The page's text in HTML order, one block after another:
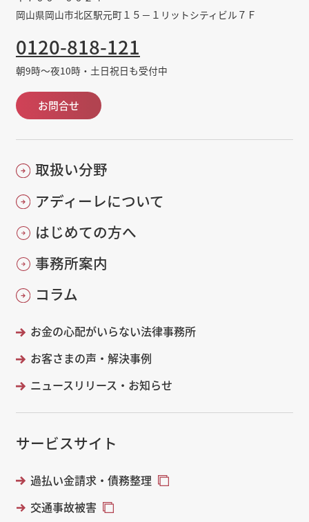
岡山県岡山市北区駅元町１５－１リットシティビル７Ｆ
0120-818-121
朝9時～夜10時・土日祝日も受付中
お問合せ
取扱い分野
アディーレについて
はじめての方へ
事務所案内
コラム
お金の心配がいらない法律事務所
お客さまの声・解決事例
ニュースリリース・お知らせ
サービスサイト
過払い金請求・債務整理
交通事故被害